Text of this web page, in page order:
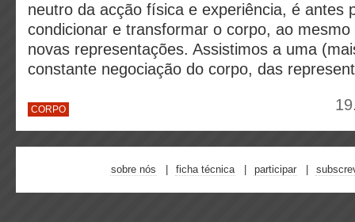
neutro da acção física e experiência, é antes
condicionar e transformar o corpo, ao
novas representações. Assistimos a uma
constante negociação do corpo, das
CORPO
sobre nós ficha técnica participar